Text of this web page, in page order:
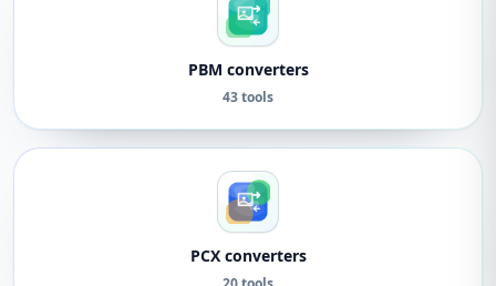
PBM converters
43 tools
PCX converters